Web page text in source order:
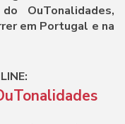
OuTonalidades,
em Portugal e na